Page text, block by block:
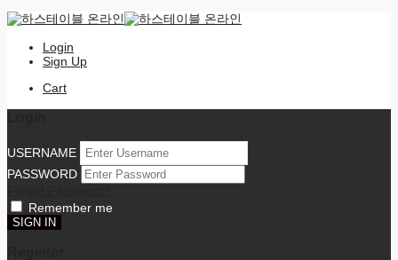
Login
Sign Up
Cart
USERNAME
PASSWORD
Remember me